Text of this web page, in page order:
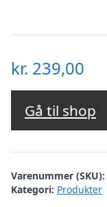
kr. 239,00
Gå til shop
Varenummer (SKU):
Kategori: Produkter